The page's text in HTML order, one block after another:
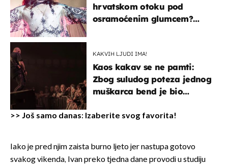
hrvatskom otoku pod
osramoćenim glumcem?
KAKVIH LJUDI IMA!
Kaos kakav se ne pamti:
Zbog suludog poteza jednog
muškarca bend je bio
>> Još samo danas: Izaberite svog favorita!
Iako je pred njim zaista burno ljeto jer nastupa gotovo
svakog vikenda, Ivan preko tjedna dane provodi u studiju